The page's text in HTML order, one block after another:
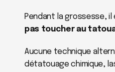
Pendant la grossesse,
pas toucher au
Aucune technique
détatouage chimique,